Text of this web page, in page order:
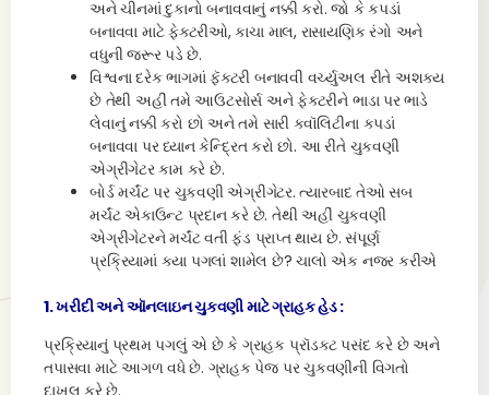
અને ચીનમાં દુકાનો બનાવવાનું નક્કી કરો. જો કે કપડાં
બનાવવા માટે ફેક્ટરીઓ, કાચા માલ, રાસાયણિક રંગો અને
વધુની જરૂર પડે છે.
વિશ્વના દરેક ભાગમાં ફૅક્ટરી બનાવવી વર્ચ્યુઅલ રીતે અશક્ય
છે તેથી અહીં તમે આઉટસોર્સ અને ફેક્ટરીને ભાડા પર ભાડે
લેવાનું નક્કી કરો છો અને તમે સારી ક્વૉલિટીના કપડાં
બનાવવા પર ધ્યાન કેન્દ્રિત કરો છો. આ રીતે ચુકવણી
એગ્રીગેટર કામ કરે છે.
બોર્ડ મર્ચંટ પર ચુકવણી એગ્રીગેટર. ત્યારબાદ તેઓ સબ
મર્ચંટ એકાઉન્ટ પ્રદાન કરે છે. તેથી અહીં ચુકવણી
એગ્રીગેટરને મર્ચંટ વતી ફંડ પ્રાપ્ત થાય છે. સંપૂર્ણ
પ્રક્રિયામાં કયા પગલાં શામેલ છે? ચાલો એક નજર કરીએ
1. ખરીદી અને ઑનલાઇન ચુકવણી માટે ગ્રાહક હેડ :
પ્રક્રિયાનું પ્રથમ પગલું એ છે કે ગ્રાહક પ્રૉડક્ટ પસંદ કરે છે અને
તપાસવા માટે આગળ વધે છે. ગ્રાહક પેજ પર ચુકવણીની વિગતો
દાખલ કરે છે.